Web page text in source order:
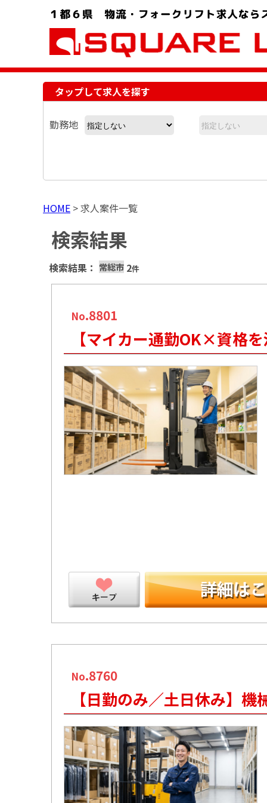
お問い合わせ電話番号：048-757-8232 受付時間 9:00 ～ 18:00
タップして求人を探す
勤務地
HOME >求人案件一覧
検索結果
検索結果： 常総市 2件
No.8801
【マイカー通勤OK×資格
No.8760
【日勤のみ／土日休み】